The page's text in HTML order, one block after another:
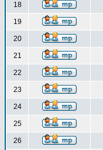
18
19
20
21
22
23
24
25
26